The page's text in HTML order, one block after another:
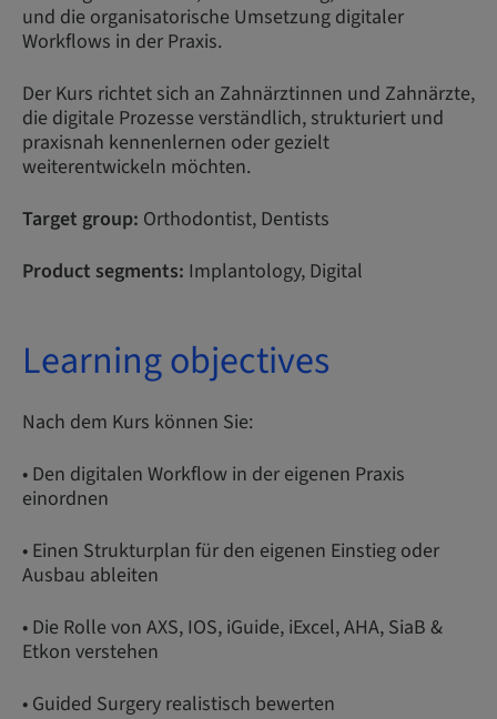
und die organisatorische Umsetzung digitaler
Workflows in der Praxis.
Der Kurs richtet sich an Zahnärztinnen und Zahnärzte,
die digitale Prozesse verständlich, strukturiert und
praxisnah kennenlernen oder gezielt
weiterentwickeln möchten.
Target group: Orthodontist, Dentists
Product segments: Implantology, Digital
Learning objectives
Nach dem Kurs können Sie:
• Den digitalen Workflow in der eigenen Praxis
einordnen
• Einen Strukturplan für den eigenen Einstieg oder
Ausbau ableiten
• Die Rolle von AXS, IOS, iGuide, iExcel, AHA, SiaB &
Etkon verstehen
• Guided Surgery realistisch bewerten